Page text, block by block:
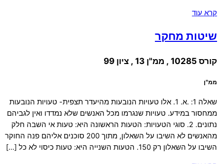
קרא עוד
שיטות מחקר
קורס 10285 , ממ"ן 13 , ציון 99
ממ"ן
שאלה 1: .א. 1. אלו טעויות הנובעות מהיעדר תצפית- טעויות הנובעות
ממחסור במידע. טעויות שנגרמו מכל האנשים שלא נמדדו ואין לגביהם
נתונים. 2. סוגי הטעויות: הטעות הראשונה היא: טעות אי השבה חלק
מהאנשים לא השיבו על השאלון, מתוך 200 סוכנים אליהם פנה החוקר
השיבו על השאלון רק 150. הטעות השנייה היא: טעות כיסוי לא כל […]